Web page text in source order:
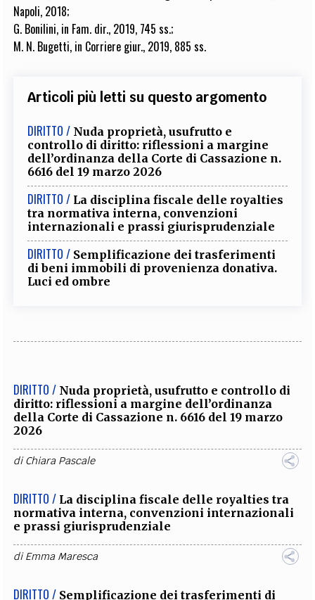
Napoli, 2018;
G. Bonilini, in Fam. dir., 2019, 745 ss.;
M. N. Bugetti, in Corriere giur., 2019, 885 ss.
Articoli più letti su questo argomento
DIRITTO / Nuda proprietà, usufrutto e
controllo di diritto: riflessioni a margine
dell’ordinanza della Corte di Cassazione n.
6616 del 19 marzo 2026
DIRITTO / La disciplina fiscale delle royalties
tra normativa interna, convenzioni
internazionali e prassi giurisprudenziale
DIRITTO / Semplificazione dei trasferimenti
di beni immobili di provenienza donativa.
Luci ed ombre
DIRITTO / Nuda proprietà, usufrutto e controllo di
diritto: riflessioni a margine dell’ordinanza
della Corte di Cassazione n. 6616 del 19 marzo
2026
diChiara Pascale
DIRITTO / La disciplina fiscale delle royalties tra
normativa interna, convenzioni internazionali
e prassi giurisprudenziale
diEmma Maresca
DIRITTO / Semplificazione dei trasferimenti di